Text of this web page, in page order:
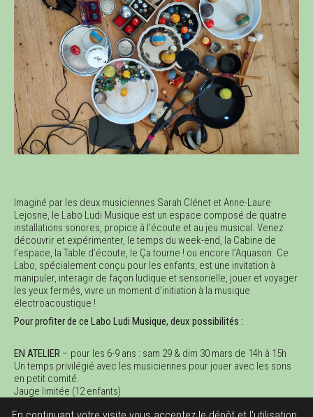
Imaginé par les deux musiciennes Sarah Clénet et Anne-Laure
Lejosne, le Labo Ludi Musique est un espace composé de quatre
installations sonores, propice à l’écoute et au jeu musical. Venez
découvrir et expérimenter, le temps du week-end, la Cabine de
l’espace, la Table d’écoute, le Ça tourne ! ou encore l’Aquason. Ce
Labo, spécialement conçu pour les enfants, est une invitation à
manipuler, interagir de façon ludique et sensorielle, jouer et voyager
les yeux fermés, vivre un moment d’initiation à la musique
électroacoustique !
Pour profiter de ce Labo Ludi Musique, deux possibilités :
EN ATELIER – pour les 6-9 ans : sam 29 & dim 30 mars de 14h à 15h
Un temps privilégié avec les musiciennes pour jouer avec les sons
en petit comité.
Jauge limitée (12 enfants)